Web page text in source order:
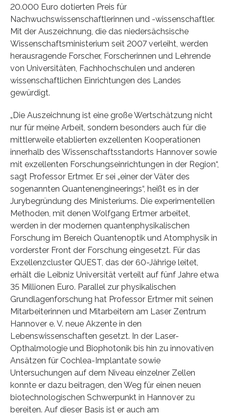
20.000 Euro dotierten Preis für
Nachwuchswissenschaftlerinnen und -wissenschaftler.
Mit der Auszeichnung, die das niedersächsische
Wissenschaftsministerium seit 2007 verleiht, werden
herausragende Forscher, Forscherinnen und Lehrende
von Universitäten, Fachhochschulen und anderen
wissenschaftlichen Einrichtungen des Landes
gewürdigt.
„Die Auszeichnung ist eine große Wertschätzung nicht
nur für meine Arbeit, sondern besonders auch für die
mittlerweile etablierten exzellenten Kooperationen
innerhalb des Wissenschaftsstandorts Hannover sowie
mit exzellenten Forschungseinrichtungen in der Region“,
sagt Professor Ertmer. Er sei „einer der Väter des
sogenannten Quantenengineerings“, heißt es in der
Jurybegründung des Ministeriums. Die experimentellen
Methoden, mit denen Wolfgang Ertmer arbeitet,
werden in der modernen quantenphysikalischen
Forschung im Bereich Quantenoptik und Atomphysik in
vorderster Front der Forschung eingesetzt. Für das
Exzellenzcluster QUEST, das der 60-Jährige leitet,
erhält die Leibniz Universität verteilt auf fünf Jahre etwa
35 Millionen Euro. Parallel zur physikalischen
Grundlagenforschung hat Professor Ertmer mit seinen
Mitarbeiterinnen und Mitarbeitern am Laser Zentrum
Hannover e. V. neue Akzente in den
Lebenswissenschaften gesetzt. In der Laser-
Opthalmologie und Biophotonik bis hin zu innovativen
Ansätzen für Cochlea-Implantate sowie
Untersuchungen auf dem Niveau einzelner Zellen
konnte er dazu beitragen, den Weg für einen neuen
biotechnologischen Schwerpunkt in Hannover zu
bereiten. Auf dieser Basis ist er auch am